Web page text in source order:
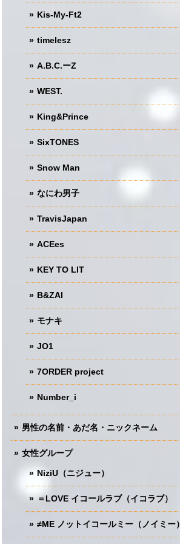
Kis-My-Ft2
timelesz
A.B.C.ーZ
WEST.
King&Prince
SixTONES
Snow Man
なにわ男子
TravisJapan
ACEes
KEY TO LIT
B&ZAI
モナキ
JO1
7ORDER project
Number_i
男性の名前・あだ名・ニックネーム
女性グループ
NiziU（ニジュー）
＝LOVE イコールラブ（イコラブ）
≠ME ノットイコールミー（ノイミー）